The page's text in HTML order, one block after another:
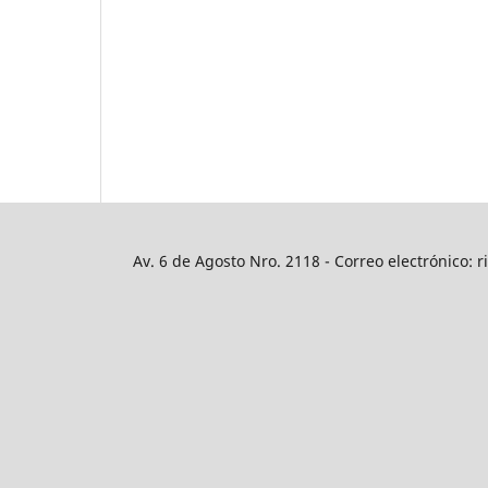
Av. 6 de Agosto Nro. 2118 - Correo electrónico: